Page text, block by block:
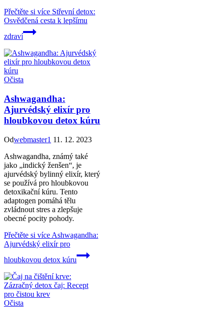
Přečtěte si více Střevní detox:
Osvědčená cesta k lepšímu
zdraví
Očista
Ashwagandha:
Ajurvédský elixír pro
hloubkovou detox kúru
Odwebmaster1 11. 12. 2023
Ashwagandha, známý také
jako „indický ženšen“, je
ajurvédský bylinný elixír, který
se používá pro hloubkovou
detoxikační kúru. Tento
adaptogen pomáhá tělu
zvládnout stres a zlepšuje
obecné pocity pohody.
Přečtěte si více Ashwagandha:
Ajurvédský elixír pro
hloubkovou detox kúru
Očista